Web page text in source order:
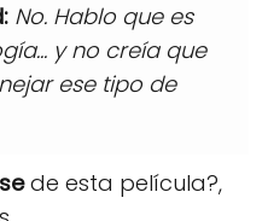
No. Hablo que es
y no creía que
ese tipo de
de esta película?,